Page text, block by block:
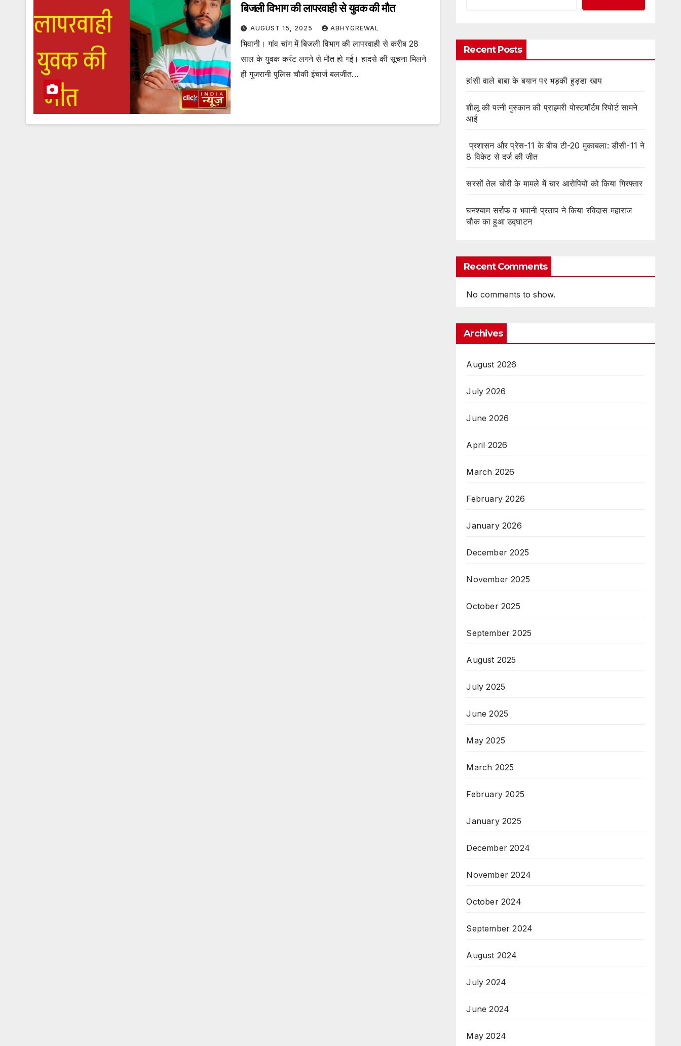
बिजली विभाग की लापरवाही से युवक की मौत
AUGUST 15, 2025 ABHYGREWAL
भिवानी। गांव चांग में बिजली विभाग की लापरवाही से करीब 28
साल के युवक करंट लगने से मौत हो गई। हादसे की सूचना मिलने
ही गुजरानी पुलिस चौकी इंचार्ज बलजीत…
Recent Posts
हांसी वाले बाबा के बयान पर भड़की हुड्डा खाप
शीलू की पत्नी मुस्कान की प्राइमरी पोस्टमॉर्टम रिपोर्ट सामने
आई
प्रशासन और प्रेस-11 के बीच टी-20 मुकाबला: डीसी-11 ने
8 विकेट से दर्ज की जीत
सरसों तेल चोरी के मामले में चार आरोपियों को किया गिरफ्तार
घनश्याम सर्राफ व भवानी प्रताप ने किया रविदास महाराज
चौक का हुआ उद्घाटन
Recent Comments
No comments to show.
Archives
August 2026
July 2026
June 2026
April 2026
March 2026
February 2026
January 2026
December 2025
November 2025
October 2025
September 2025
August 2025
July 2025
June 2025
May 2025
March 2025
February 2025
January 2025
December 2024
November 2024
October 2024
September 2024
August 2024
July 2024
June 2024
May 2024